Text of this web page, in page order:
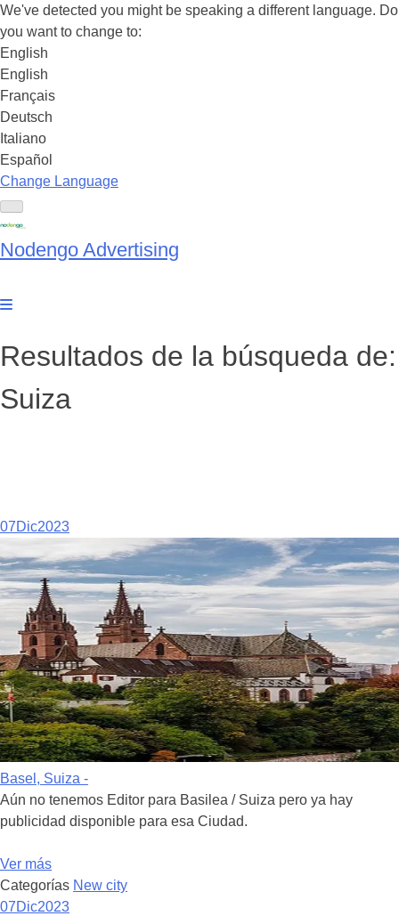
We've detected you might be speaking a different language. Do
you want to change to:
English
English
Français
Deutsch
Italiano
Español
Change Language
Saltar
al
contenido
Nodengo Advertising
Resultados de la búsqueda de:
Suiza
07Dic2023
Basel, Suiza -
Aún no tenemos Editor para Basilea / Suiza pero ya hay
publicidad disponible para esa Ciudad.
Ver más
Categorías New city
07Dic2023